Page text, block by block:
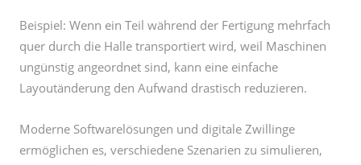
Layoutänderung den Aufwand drastisch reduzieren.
Moderne Softwarelösungen und digitale Zwillinge
ermöglichen es, verschiedene Szenarien zu simulieren,
sich der ideale Materialfluss planen – kosteneffizient,
sicher und skalierbar.